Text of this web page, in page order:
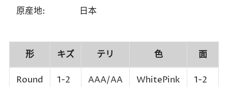
原産地: 日本
形 キズ テリ 色 面
Round 1-2 AAA/AA WhitePink 1-2